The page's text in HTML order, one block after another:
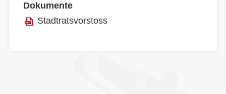
Dokumente
Stadtratsvorstoss